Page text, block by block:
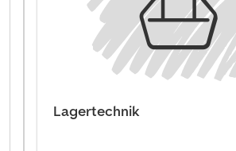
Lagertechnik